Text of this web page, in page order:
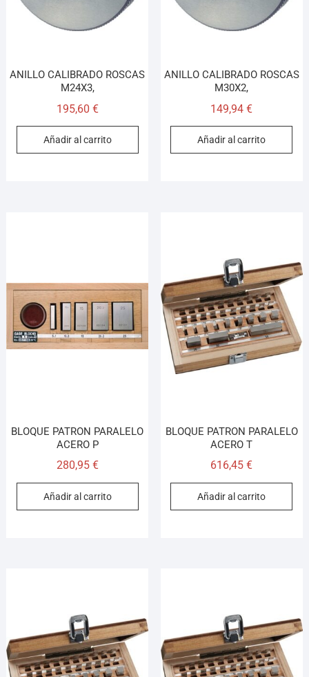
ANILLO CALIBRADO ROSCAS
M24X3,
195,60 €
Añadir al carrito
ANILLO CALIBRADO ROSCAS
M30X2,
149,94€
Añadir al carrito
BLOQUE PATRON PARALELO
ACERO P
280,95 €
Añadir al carrito
BLOQUE PATRON PARALELO
ACERO T
616,45€
Añadir al carrito